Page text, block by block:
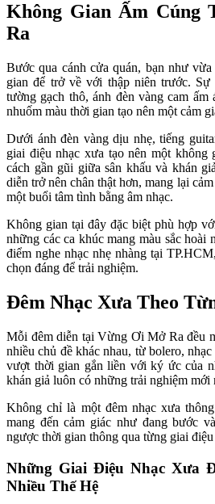
Không Gian Ấm Cúng
Ra
Bước qua cánh cửa quán, bạn như
gian để trở về với thập niên trước.
tường gạch thô, ánh đèn vàng cam
nhuốm màu thời gian tạo nên một cảm
Dưới ánh đèn vàng dịu nhẹ, tiếng
giai điệu nhạc xưa tạo nên một không
cách gần gũi giữa sân khấu và khán
diễn trở nên chân thật hơn, mang lại
một buổi tâm tình bằng âm nhạc.
Không gian tại đây đặc biệt phù hợp
những các ca khúc mang màu sắc hoài
điểm nghe nhạc nhẹ nhàng tại
chọn đáng để trải nghiệm.
Đêm Nhạc Xưa Theo
Mỗi đêm diễn tại Vừng Ơi Mở Ra đều
nhiều chủ đề khác nhau, từ bolero,
vượt thời gian gắn liền với ký ức của
khán giả luôn có những trải nghiệm mới
Không chỉ là một đêm nhạc xưa
mang đến cảm giác như đang bước
ngược thời gian thông qua từng giai
Những Giai Điệu Nhạc Xưa
Nhiều Thế Hệ